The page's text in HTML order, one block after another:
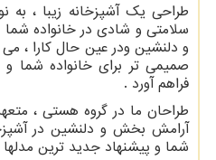
طراحی یک آشپزخانه زیبا ، به
سلامتی و شادی در خانواده
و دلنشین ودر عین حال کارا ،
صمیمی تر برای خانواده شما
فراهم آورد .
طراحان ما در گروه هستی ،
آرامش بخش و دلنشین در
شما و پیشنهاد جدید ترین